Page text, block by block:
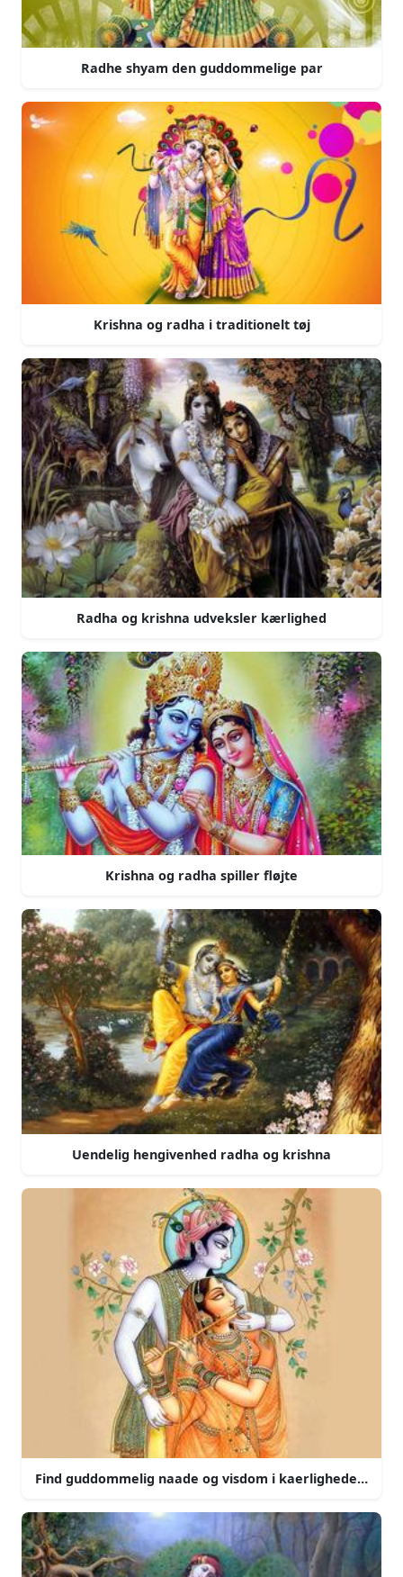
Radhe shyam den guddommelige par
Krishna og radha i traditionelt tøj
Radha og krishna udveksler kærlighed
Krishna og radha spiller fløjte
Uendelig hengivenhed radha og krishna
Find guddommelig naade og visdom i kaerligheden til